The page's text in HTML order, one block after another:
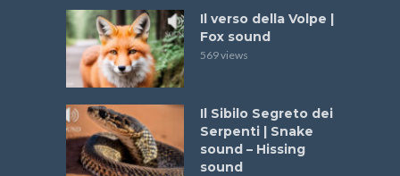
Il verso della Volpe |
Fox sound
569 views
Il Sibilo Segreto dei
Serpenti | Snake
sound – Hissing
sound